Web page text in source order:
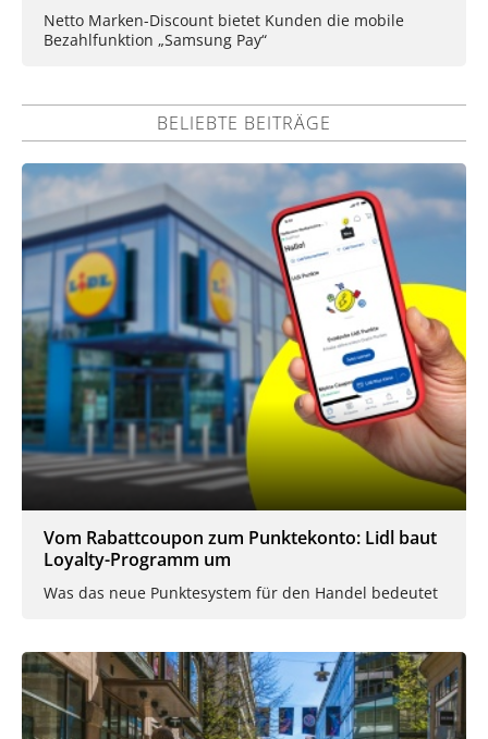
Netto Marken-Discount bietet Kunden die mobile
Bezahlfunktion „Samsung Pay“
BELIEBTE BEITRÄGE
Vom Rabattcoupon zum Punktekonto: Lidl baut
Loyalty-Programm um
Was das neue Punktesystem für den Handel bedeutet